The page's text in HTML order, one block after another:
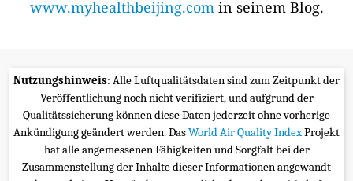
www.myhealthbeijing.comin seinem Blog.
Nutzungshinweis: Alle Luftqualitätsdaten sind zum Zeitpunkt der
Veröffentlichung noch nicht verifiziert, und aufgrund der
Qualitätssicherung können diese Daten jederzeit ohne vorherige
Ankündigung geändert werden. DasWorld Air Quality IndexProjekt
hat alle angemessenen Fähigkeiten und Sorgfalt bei der
Zusammenstellung der Inhalte dieser Informationen angewandt